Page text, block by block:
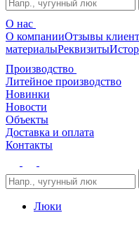
О нас
О компанииОтзывы
материалыРеквизиты
Производство
Литейное производство
Новинки
Новости
Объекты
Доставка и оплата
Контакты
Люки